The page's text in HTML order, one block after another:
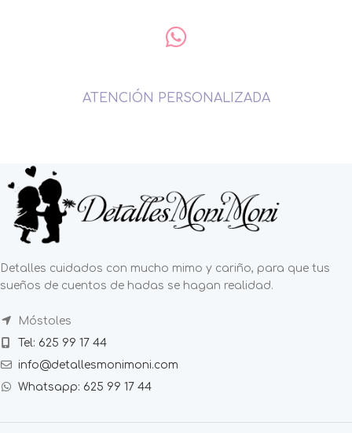
ATENCIÓN PERSONALIZADA
Detalles cuidados con mucho mimo y cariño, para que tus
sueños de cuentos de hadas se hagan realidad.
Móstoles
Tel: 625 99 17 44
info@detallesmonimoni.com
Whatsapp: 625 99 17 44